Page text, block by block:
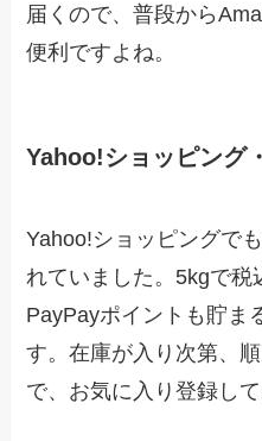
届くので、普段から
便利ですよね。
Yahoo!ショッピング
Yahoo!ショッピングで
れていました。5kgで税
PayPayポイントも貯ま
す。在庫が入り次第、
で、お気に入り登録し